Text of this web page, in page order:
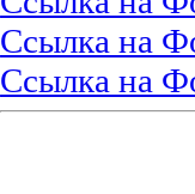
Ссылка на
Ссылка на